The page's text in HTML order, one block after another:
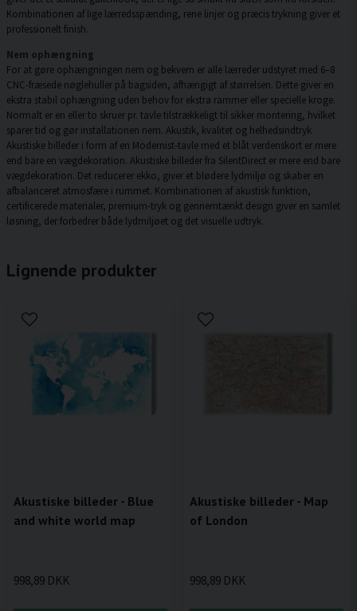
Kombinationen af lige lærredsspænding, rene linjer og præcis trykning giver et
professionelt finish.
Nem ophængning
For at gøre ophængningen nem og bekvem er alle lærreder udstyret med 6–8
CNC-fræsede nøglehuller på bagsiden, afhængigt af størrelsen. Dette giver en
ekstra stabil ophængning uden behov for ekstra rammer eller specielle kroge.
Normalt er en eller to skruer pr. tavle tilstrækkeligt til sikker montering, hvilket
sparer tid og gør installationen nem. Akustik, kvalitet og helhedsindtryk
Akustiske billeder i form af en Modernist-tavle med et blåt verdenskort er mere
end bare en vægdekoration. Akustiske billeder fra SilentDirect er mere end bare
vægdekoration. Det reducerer ekko, giver et blødere lydmiljø og skaber en
afbalanceret atmosfære i rummet. Kombinationen af akustisk funktion,
certificerede materialer, premium-tryk og gennemtænkt design giver en samlet
løsning, der forbedrer både lydmiljøet og det visuelle udtryk.
Lignende produkter
Akustiske billeder - Blue
and white world map
998,89 DKK
Akustiske billeder - Map
of London
998,89 DKK